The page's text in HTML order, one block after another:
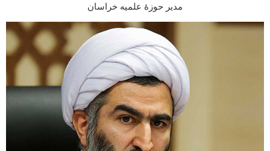
مدیر حوزۀ علمیه خراسان